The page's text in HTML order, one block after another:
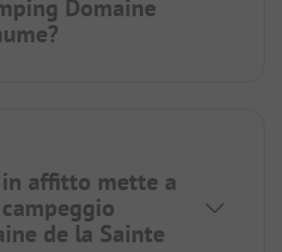
Domaine
affitto mette a
de la Sainte